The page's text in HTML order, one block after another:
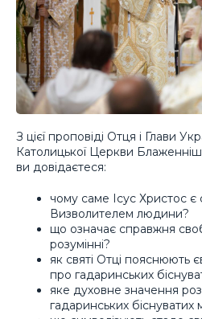
З цієї проповіді Отця і Глави
Католицької Церкви
ви довідаєтеся:
чому саме Ісус Христос є
Визволителем людини?
що означає справжня
розумінні?
як святі Отці пояснюють
про гадаринських
яке духовне значення
гадаринських